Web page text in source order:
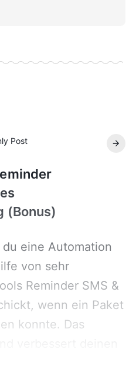
Post
(Bonus)
eine Automation
von sehr
Reminder SMS &
wenn ein Paket
konnte. Das